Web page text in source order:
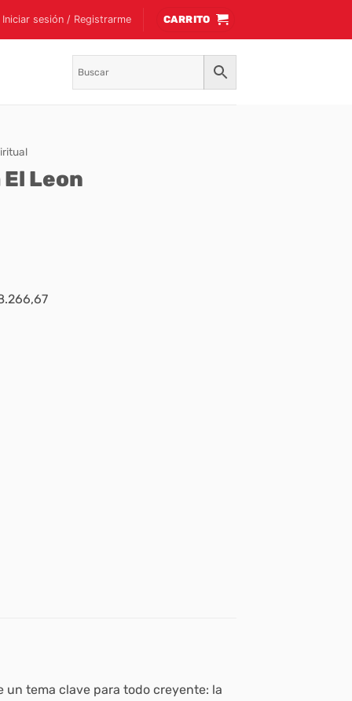
Iniciar sesión / Registrarme CARRITO
Leon
un tema clave para todo creyente: la